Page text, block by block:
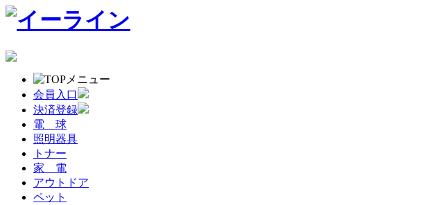
会員入口
決済登録
電 球
照明器具
トナー
家 電
アウトドア
ペット